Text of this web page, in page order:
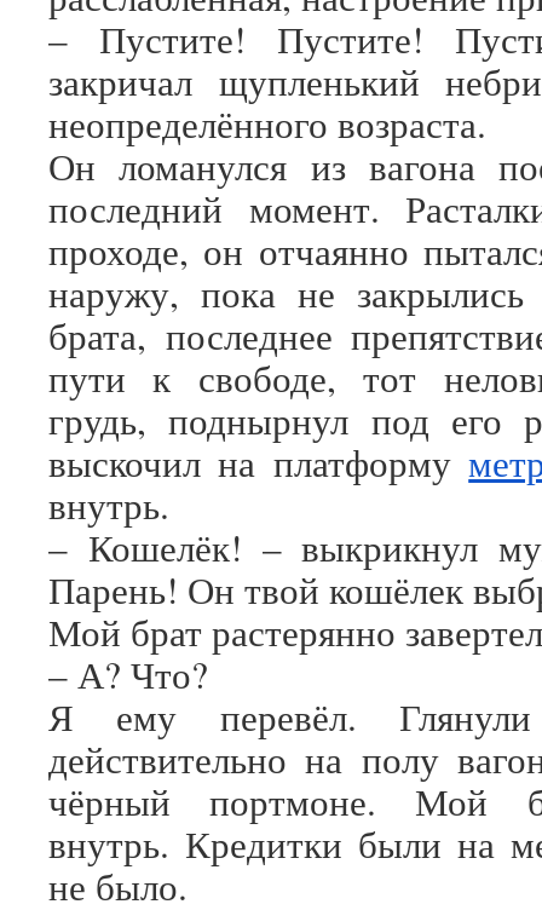
– Пустите! Пустите!
закричал щупленький
неопределённого возраста.
Он ломанулся из вагона
последний момент.
проходе, он отчаянно
наружу, пока не
брата, последнее
пути к свободе, тот
грудь, поднырнул под его
выскочил на платформу
внутрь.
– Кошелёк! – выкрикнул
Парень! Он твой кошёлек
Мой брат растерянно
– А? Что?
Я ему перевёл.
действительно на полу
чёрный портмоне. Мой
внутрь. Кредитки были на
не было.